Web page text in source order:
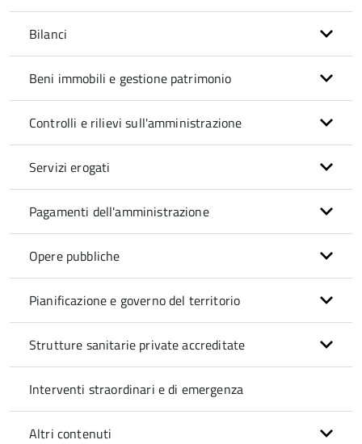
Bilanci
Beni immobili e gestione patrimonio
Controlli e rilievi sull'amministrazione
Servizi erogati
Pagamenti dell'amministrazione
Opere pubbliche
Pianificazione e governo del territorio
Strutture sanitarie private accreditate
Interventi straordinari e di emergenza
Altri contenuti